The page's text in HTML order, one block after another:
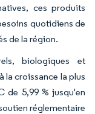
ces produits
quotidiens de
de la région.
biologiques et
la croissance la plus
de 5,99 % jusqu'en
réglementaire